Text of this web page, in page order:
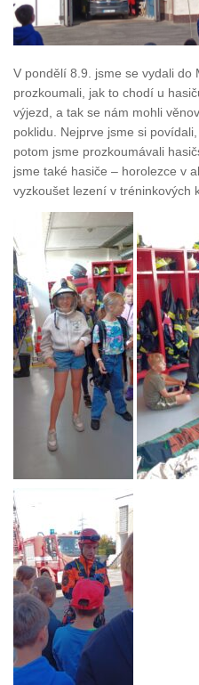
V pondělí 8.9. jsme se vydali do
prozkoumali, jak to chodí u
výjezd, a tak se nám mohli
poklidu. Nejprve jsme si
potom jsme prozkoumávali
jsme také hasiče – horolezce v
vyzkoušet lezení v tréninkových